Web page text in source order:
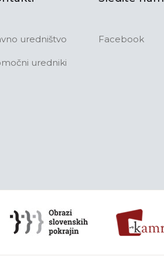
uredništvo
uredniki
Facebook